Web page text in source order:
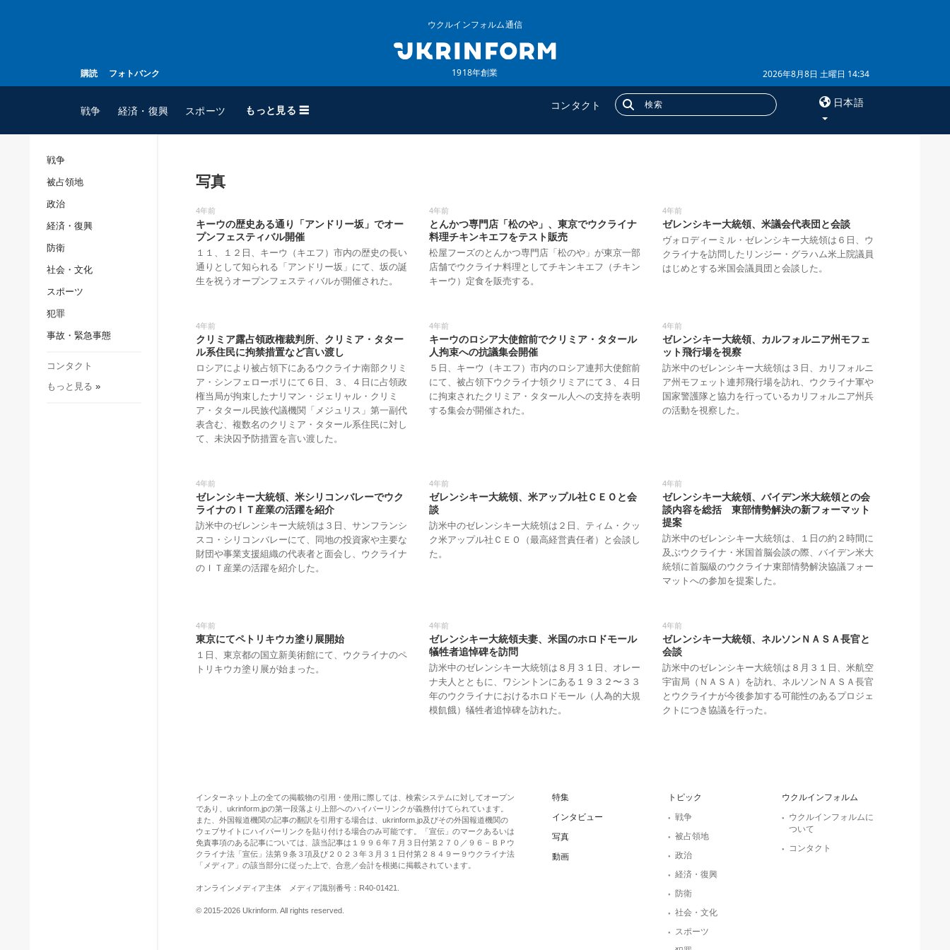
購読 フォトバンク
ウクルインフォルム通信
1918年創業 2026年8月8日 土曜日 14:34
戦争 経済・復興 スポーツ もっと見る ☰ コンタクト 日本語
スポーツ
ウクルインフォルムについ
て
コンタクト
インタビュー
写真
動画
フォトバンク
戦争
被占領地
政治
経済・復興
防衛
社会・文化
スポーツ
犯罪
事故・緊急事態
コンタクト
もっと見る »
写真
4年前
キーウの歴史ある通り「アンドリー坂」でオー
プンフェスティバル開催
１１、１２日、キーウ（キエフ）市内の歴史の長い
通りとして知られる「アンドリー坂」にて、坂の誕
生を祝うオープンフェスティバルが開催された。
4年前
とんかつ専門店「松のや」、東京でウクライナ
料理チキンキエフをテスト販売
松屋フーズのとんかつ専門店「松のや」が東京一部
店舗でウクライナ料理としてチキンキエフ（チキン
キーウ）定食を販売する。
4年前
ゼレンシキー大統領、米議会代表団と会談
ヴォロディーミル・ゼレンシキー大統領は６日、ウ
クライナを訪問したリンジー・グラハム米上院議員
はじめとする米国会議員団と会談した。
4年前
クリミア露占領政権裁判所、クリミア・タター
ル系住民に拘禁措置など言い渡し
ロシアにより被占領下にあるウクライナ南部クリミ
ア・シンフェローポリにて６日、３、４日に占領政
権当局が拘束したナリマン・ジェリャル・クリミ
ア・タタール民族代議機関「メジュリス」第一副代
表含む、複数名のクリミア・タタール系住民に対し
て、未決囚予防措置を言い渡した。
4年前
キーウのロシア大使館前でクリミア・タタール
人拘束への抗議集会開催
５日、キーウ（キエフ）市内のロシア連邦大使館前
にて、被占領下ウクライナ領クリミアにて３、４日
に拘束されたクリミア・タタール人への支持を表明
する集会が開催された。
4年前
ゼレンシキー大統領、カルフォルニア州モフェ
ット飛行場を視察
訪米中のゼレンシキー大統領は３日、カリフォルニ
ア州モフェット連邦飛行場を訪れ、ウクライナ軍や
国家警護隊と協力を行っているカリフォルニア州兵
の活動を視察した。
4年前
ゼレンシキー大統領、米シリコンバレーでウク
ライナのＩＴ産業の活躍を紹介
訪米中のゼレンシキー大統領は３日、サンフランシ
スコ・シリコンバレーにて、同地の投資家や主要な
財団や事業支援組織の代表者と面会し、ウクライナ
のＩＴ産業の活躍を紹介した。
4年前
ゼレンシキー大統領、米アップル社ＣＥＯと会
談
訪米中のゼレンシキー大統領は２日、ティム・クッ
ク米アップル社ＣＥＯ（最高経営責任者）と会談し
た。
4年前
ゼレンシキー大統領、バイデン米大統領との会
談内容を総括 東部情勢解決の新フォーマット
提案
訪米中のゼレンシキー大統領は、１日の約２時間に
及ぶウクライナ・米国首脳会談の際、バイデン米大
統領に首脳級のウクライナ東部情勢解決協議フォー
マットへの参加を提案した。
4年前
東京にてペトリキウカ塗り展開始
１日、東京都の国立新美術館にて、ウクライナのペ
トリキウカ塗り展が始まった。
4年前
ゼレンシキー大統領夫妻、米国のホロドモール
犠牲者追悼碑を訪問
訪米中のゼレンシキー大統領は８月３１日、オレー
ナ夫人とともに、ワシントンにある１９３２〜３３
年のウクライナにおけるホロドモール（人為的大規
模飢餓）犠牲者追悼碑を訪れた。
4年前
ゼレンシキー大統領、ネルソンＮＡＳＡ長官と
会談
訪米中のゼレンシキー大統領は８月３１日、米航空
宇宙局（ＮＡＳＡ）を訪れ、ネルソンＮＡＳＡ長官
とウクライナが今後参加する可能性のあるプロジェ
クトにつき協議を行った。
トピック
戦争
被占領地
政治
経済・復興
防衛
社会・文化
スポーツ
ウクルインフォルム
ウクルインフォルムに
ついて
コンタクト
特集
インタビュー
写真
動画
インターネット上の全ての掲載物の引用・使用に際しては、検索システムに対してオープン
であり、ukrinform.jpの第一段落より上部へのハイパーリンクが義務付けてられています。
また、外国報道機関の記事の翻訳を引用する場合は、ukrinform.jp及びその外国報道機関の
ウェブサイトにハイパーリンクを貼り付ける場合のみ可能です。「宣伝」のマークあるいは
免責事項のある記事については、該当記事は１９９６年７月３日付第２７０／９６－ＢＰウ
クライナ法「宣伝」法第９条３項及び２０２３年３月３１日付第２８４９ー９ウクライナ法
「メディア」の該当部分に従った上で、合意／会計を根拠に掲載されています。
オンラインメディア主体 メディア識別番号：R40-01421.
© 2015-2026 Ukrinform. All rights reserved.